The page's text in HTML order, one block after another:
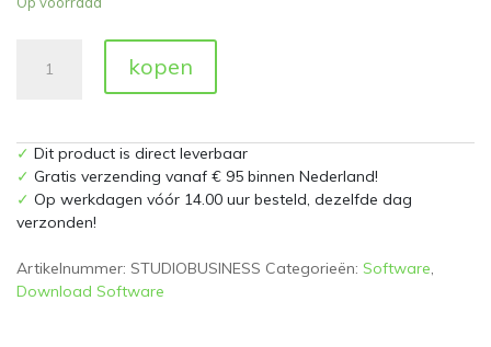
Studio
(let
op
digitaal
product)
aantal
kopen
✓ Dit product is direct leverbaar
✓ Gratis verzending vanaf € 95 binnen Nederland!
✓ Op werkdagen vóór 14.00 uur besteld, dezelfde dag
verzonden!
Artikelnummer: STUDIOBUSINESS Categorieën: Software,
Download Software